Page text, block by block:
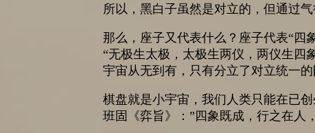
所以，黑白子虽然是对立的，但通过
那么，座子又代表什么？座子代表“四象
“无极生太极，太极生两仪，两仪生四
宇宙从无到有，只有分立了对立统一
棋盘就是小宇宙，我们人类只能在已
班固《弈旨》：”四象既成，行之在人